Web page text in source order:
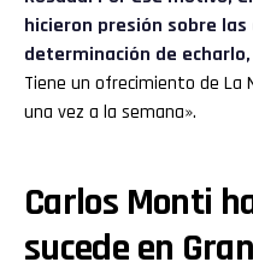
hicieron presión sobre
determinación de
Tiene un ofrecimiento de La
una vez a la semana».
Carlos Monti
sucede en